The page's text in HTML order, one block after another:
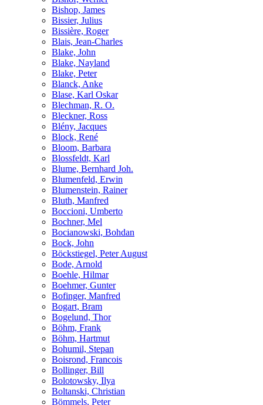
Bishop, James
Bissier, Julius
Bissière, Roger
Blais, Jean-Charles
Blake, John
Blake, Nayland
Blake, Peter
Blanck, Anke
Blase, Karl Oskar
Blechman, R. O.
Bleckner, Ross
Blény, Jacques
Block, René
Bloom, Barbara
Blossfeldt, Karl
Blume, Bernhard Joh.
Blumenfeld, Erwin
Blumenstein, Rainer
Bluth, Manfred
Boccioni, Umberto
Bochner, Mel
Bocianowski, Bohdan
Bock, John
Böckstiegel, Peter August
Bode, Arnold
Boehle, Hilmar
Boehmer, Gunter
Bofinger, Manfred
Bogart, Bram
Bogelund, Thor
Böhm, Frank
Böhm, Hartmut
Bohumil, Stepan
Boisrond, Francois
Bollinger, Bill
Bolotowsky, Ilya
Boltanski, Christian
Bömmels, Peter